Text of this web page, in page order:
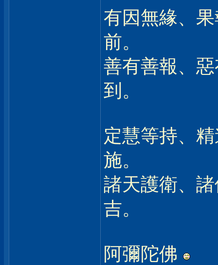
有因無緣、
前。
善有善報、
到。
定慧等持、
施。
諸天護衛、
吉。
阿彌陀佛